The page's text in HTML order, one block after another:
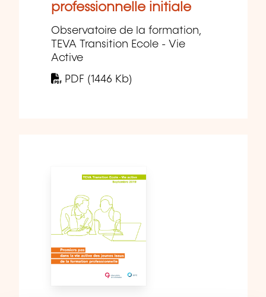
professionnelle initiale
Observatoire de la formation,
TEVA Transition Ecole - Vie
Active
PDF (1446 Kb)